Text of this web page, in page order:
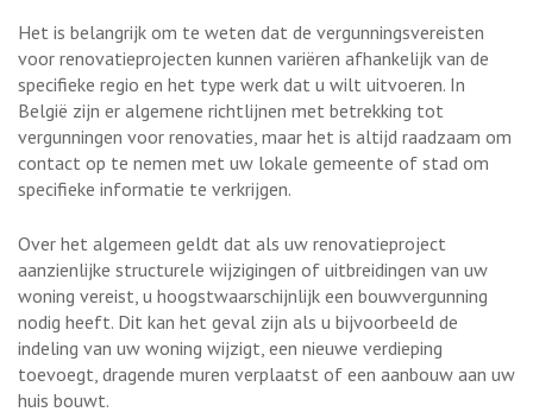
Het is belangrijk om te weten dat de vergunningsvereisten
voor renovatieprojecten kunnen variëren afhankelijk van de
specifieke regio en het type werk dat u wilt uitvoeren. In
België zijn er algemene richtlijnen met betrekking tot
vergunningen voor renovaties, maar het is altijd raadzaam om
contact op te nemen met uw lokale gemeente of stad om
specifieke informatie te verkrijgen.
Over het algemeen geldt dat als uw renovatieproject
aanzienlijke structurele wijzigingen of uitbreidingen van uw
woning vereist, u hoogstwaarschijnlijk een bouwvergunning
nodig heeft. Dit kan het geval zijn als u bijvoorbeeld de
indeling van uw woning wijzigt, een nieuwe verdieping
toevoegt, dragende muren verplaatst of een aanbouw aan uw
huis bouwt.